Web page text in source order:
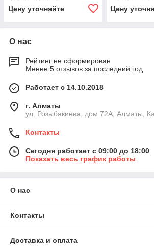
Цену уточняйте
Цену
О нас
Рейтинг не сформирован
Менее 5 отзывов за последний год
Работает с 14.10.2018
г. Алматы
ул. Розыбакиева, дом 72А, Алматы,
Контакты
Сегодня работает с 09:00 до 18:00
Показать весь график работы
О нас
Контакты
Доставка и оплата